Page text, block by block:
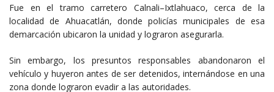
Fue en el tramo carretero Calnali–Ixtlahuaco, cerca de la
localidad de Ahuacatlán, donde policías municipales de esa
demarcación ubicaron la unidad y lograron asegurarla.
Sin embargo, los presuntos responsables abandonaron el
vehículo y huyeron antes de ser detenidos, internándose en una
zona donde lograron evadir a las autoridades.